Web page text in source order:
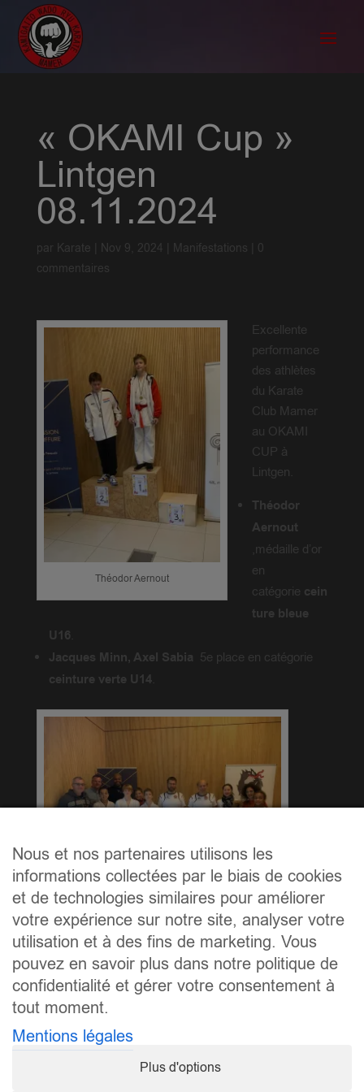
« OKAMI Cup »
Lintgen
08.11.2024
par Karate Nov 9, 2024 Manifestations
0
commentaires
Théodor Aernout
Excellente
performance
des athlètes
du Karate
Club Mamer
au OKAMI
CUP à
Lintgen.
Théodor
Aernout
,médaille d’or
en
catégorie cein
ture bleue
U16
Jacques Minn, Axel Sabia 5e place en catégorie
ceinture verte U14.
Axel Mackay Stauch, Jacques Minn, Axel Sabia,
Nous et nos partenaires utilisons les
informations collectées par le biais de cookies
et de technologies similaires pour améliorer
votre expérience sur notre site, analyser votre
utilisation et à des fins de marketing. Vous
pouvez en savoir plus dans notre politique de
confidentialité et gérer votre consentement à
tout moment.
Mentions légales
Plus d'options